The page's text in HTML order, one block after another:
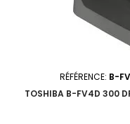
RÉFÉRENCE: B-
TOSHIBA B-FV4D 300